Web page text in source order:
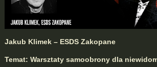
Jakub Klimek – ESDS Zakopane
Temat: Warsztaty samoobrony dla